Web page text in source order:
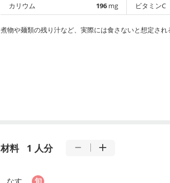
カリウム
196 mg
ビタミンC
煮物や麺類の残り汁など、実際には食さないと想定され
材料 1 人分
なす